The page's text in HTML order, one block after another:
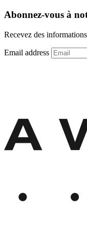
Abonnez-vous à
Recevez des
Email address